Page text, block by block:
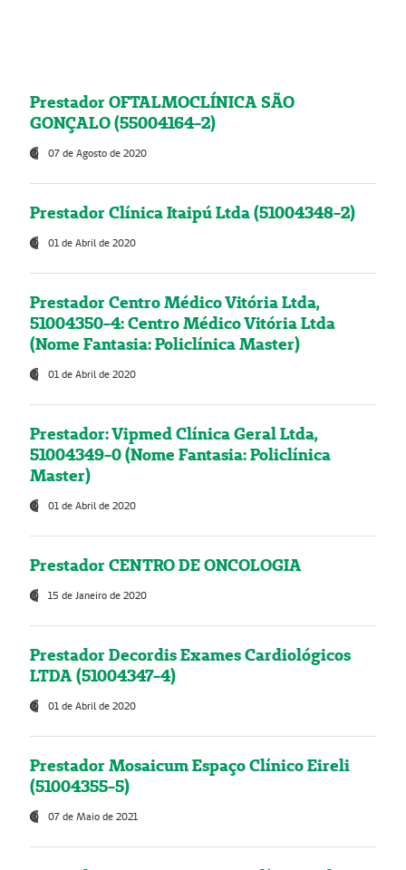
Prestador OFTALMOCLÍNICA SÃO
GONÇALO (55004164-2)
07 de Agosto de 2020
Prestador Clínica Itaipú Ltda (51004348-2)
01 de Abril de 2020
Prestador Centro Médico Vitória Ltda,
51004350-4: Centro Médico Vitória Ltda
(Nome Fantasia: Policlínica Master)
01 de Abril de 2020
Prestador: Vipmed Clínica Geral Ltda,
51004349-0 (Nome Fantasia: Policlínica
Master)
01 de Abril de 2020
Prestador CENTRO DE ONCOLOGIA
15 de Janeiro de 2020
Prestador Decordis Exames Cardiológicos
LTDA (51004347-4)
01 de Abril de 2020
Prestador Mosaicum Espaço Clínico Eireli
(51004355-5)
07 de Maio de 2021